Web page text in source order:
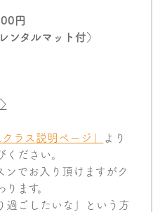
円
ンタルマット付）
クラス説明ページ」
より
ください。
ンでお入り頂けますがク
ます。
過ごしたいな」という方